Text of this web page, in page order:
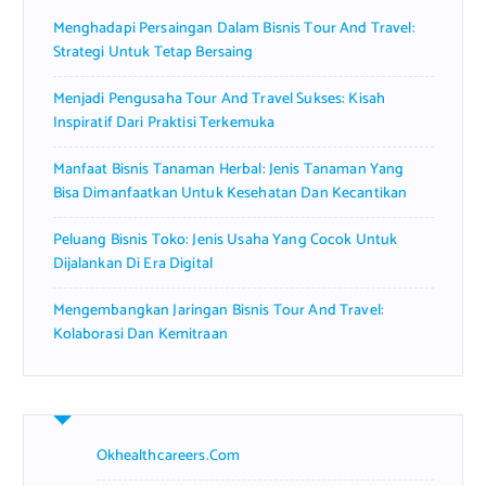
:Menghadapi Persaingan Dalam Bisnis Tour And Travel:
Strategi Untuk Tetap Bersaing
Menjadi Pengusaha Tour And Travel Sukses: Kisah
Inspiratif Dari Praktisi Terkemuka
Manfaat Bisnis Tanaman Herbal: Jenis Tanaman Yang
Bisa Dimanfaatkan Untuk Kesehatan Dan Kecantikan
Peluang Bisnis Toko: Jenis Usaha Yang Cocok Untuk
Dijalankan Di Era Digital
Mengembangkan Jaringan Bisnis Tour And Travel:
Kolaborasi Dan Kemitraan
Okhealthcareers.com